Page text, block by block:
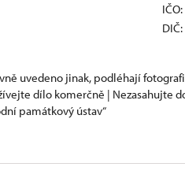
uvedeno jinak, podléhají
dílo komerčně | Nezasahujte
památkový ústav“